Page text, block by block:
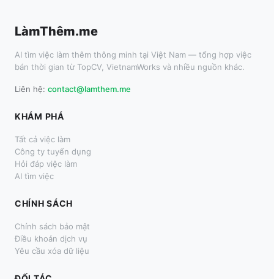
LàmThêm.me
AI tìm việc làm thêm thông minh tại Việt Nam — tổng hợp việc
bán thời gian từ TopCV, VietnamWorks và nhiều nguồn khác.
Liên hệ: contact@lamthem.me
KHÁM PHÁ
Tất cả việc làm
Công ty tuyển dụng
Hỏi đáp việc làm
AI tìm việc
CHÍNH SÁCH
Chính sách bảo mật
Điều khoản dịch vụ
Yêu cầu xóa dữ liệu